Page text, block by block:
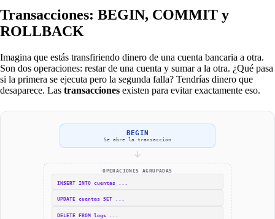
Transacciones: BEGIN, COMMIT y
ROLLBACK
Imagina que estás transfiriendo dinero de una cuenta bancaria a otra.
Son dos operaciones: restar de una cuenta y sumar a la otra. ¿Qué pasa
si la primera se ejecuta pero la segunda falla? Tendrías dinero que
desaparece. Las transacciones existen para evitar exactamente eso.
BEGIN
Se abre la transacción
OPERACIONES AGRUPADAS
INSERT INTO cuentas ...
UPDATE cuentas SET ...
DELETE FROM logs ...